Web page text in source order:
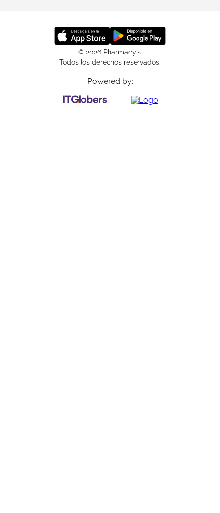
© 2026 Pharmacy's.
Todos los derechos reservados.
Powered by: